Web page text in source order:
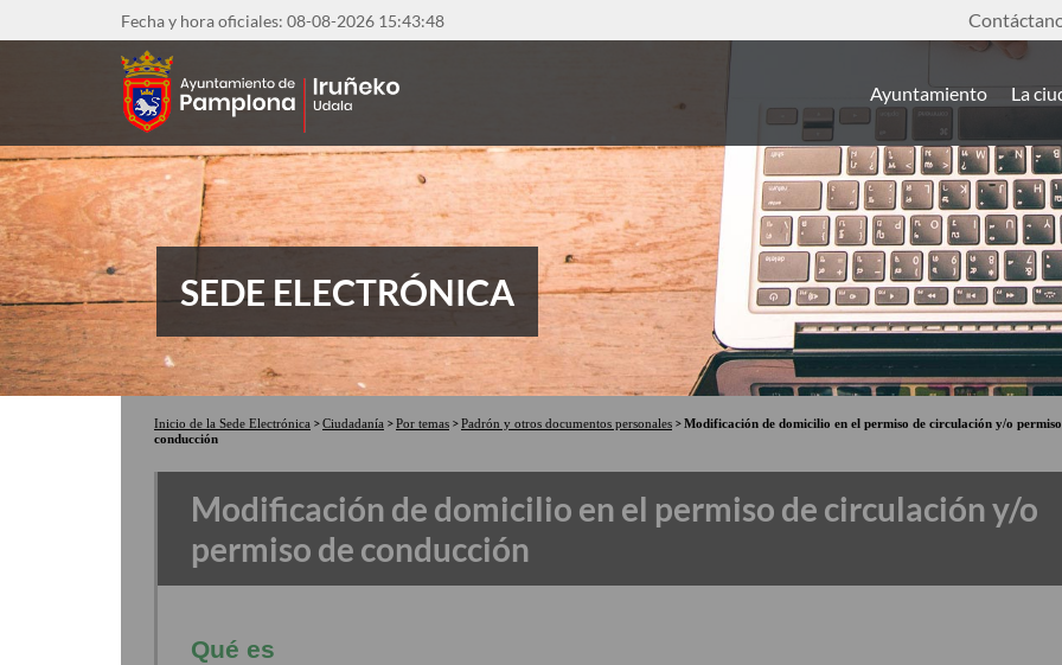
Fecha y hora oficiales: 08-08-2026 15:43:49
Ayuntamiento La
SEDE ELECTRÓNICA
Inicio de la Sede Electrónica Ciudadanía Por temas Padrón y otros documentos personales
Modificación de domicilio en el permiso de circulación y/o
conducción
Modificación de domicilio en el permiso de circulación y/o
permiso de conducción
Qué es